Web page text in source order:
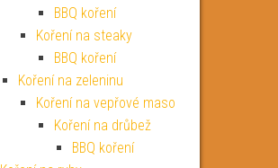
BBQ koření
Koření na steaky
BBQ koření
Koření na zeleninu
Koření na vepřové maso
Koření na drůbež
BBQ koření